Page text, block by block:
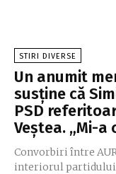
STIRI DIVERSE
Un anumit
susține că
PSD
Veștea. „Mi-
Convorbiri între
interiorul partidului